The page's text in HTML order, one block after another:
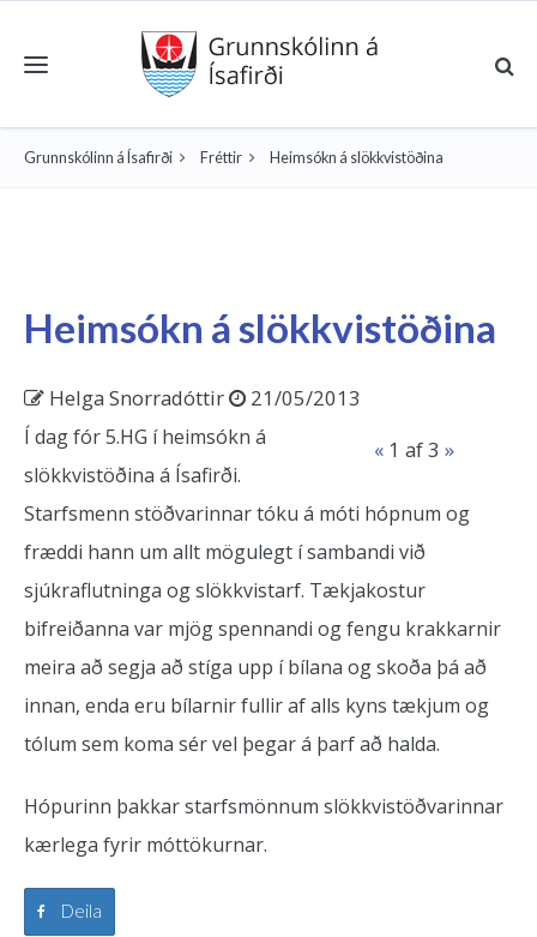
Toggle navigation
Grunnskólinn á Ísafirði Fréttir Heimsókn á slökkvistöðina
Heimsókn á slökkvistöðina
Helga Snorradóttir
21/05/2013
« 1 af 3 »
Í dag fór 5.HG í heimsókn á
slökkvistöðina á Ísafirði.
Starfsmenn stöðvarinnar tóku á móti hópnum og
fræddi hann um allt mögulegt í sambandi við
sjúkraflutninga og slökkvistarf. Tækjakostur
bifreiðanna var mjög spennandi og fengu krakkarnir
meira að segja að stíga upp í bílana og skoða þá að
innan, enda eru bílarnir fullir af alls kyns tækjum og
tólum sem koma sér vel þegar á þarf að halda.
Hópurinn þakkar starfsmönnum slökkvistöðvarinnar
kærlega fyrir móttökurnar.
Deila